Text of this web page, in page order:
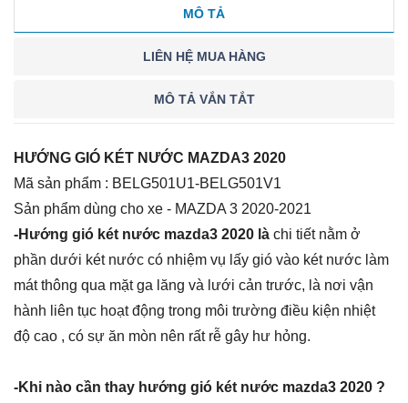
MÔ TẢ
LIÊN HỆ MUA HÀNG
MÔ TẢ VẮN TẮT
HƯỚNG GIÓ KÉT NƯỚC MAZDA3 2020
Mã sản phẩm : BELG501U1-BELG501V1
Sản phẩm dùng cho xe - MAZDA 3 2020-2021
-Hướng gió két nước mazda3 2020 là chi tiết nằm ở
phần dưới két nước có nhiệm vụ lấy gió vào két nước làm
mát thông qua mặt ga lăng và lưới cản trước, là nơi vận
hành liên tục hoạt động trong môi trường điều kiện nhiệt
độ cao , có sự ăn mòn nên rất rễ gây hư hỏng.
-Khi nào cần thay hướng gió két nước mazda3 2020 ?